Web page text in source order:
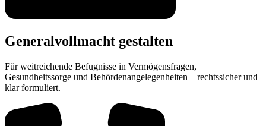
Generalvollmacht gestalten
Für weitreichende Befugnisse in Vermögensfragen,
Gesundheitssorge und Behördenangelegenheiten – rechtssicher und
klar formuliert.